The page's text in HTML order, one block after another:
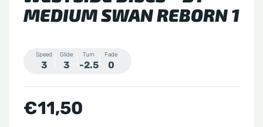
MEDIUM SWAN REBORN 1
Speed
3
Glide
3
Turn
-2.5
Fade
0
€11,50